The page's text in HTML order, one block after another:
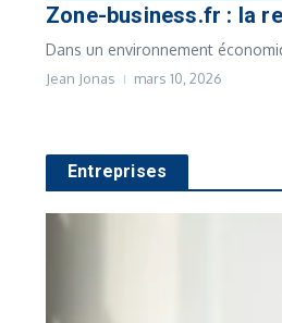
Zone-business.fr : la
Dans un environnement
Jean Jonas mars 10, 2026
Entreprises